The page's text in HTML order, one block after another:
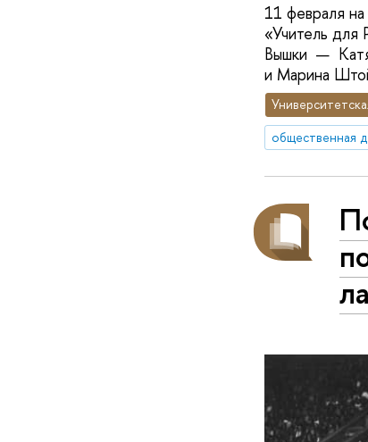
11 февраля на
«Учитель для
Вышки — Катя
и Марина
общественная